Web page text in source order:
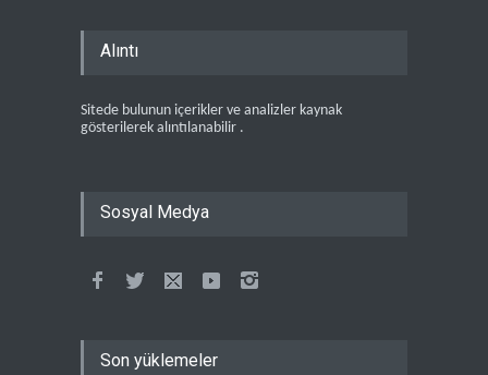
Alıntı
Sitede bulunun içerikler ve analizler kaynak
gösterilerek alıntılanabilir .
Sosyal Medya
Son yüklemeler